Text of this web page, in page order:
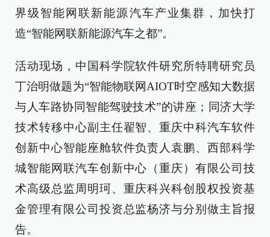
界级智能网联新能源汽车产业集群，加快打
造“智能网联新能源汽车之都”。
活动现场，中国科学院软件研究所特聘研究员
丁治明做题为“智能物联网AIOT时空感知大数据
与人车路协同智能驾驶技术”的讲座；同济大学
技术转移中心副主任翟智、重庆中科汽车软件
创新中心智能座舱软件负责人袁鹏、西部科学
城智能网联汽车创新中心（重庆）有限公司技
术高级总监周明珂、重庆科兴科创股权投资基
金管理有限公司投资总监杨济与分别做主旨报
告。